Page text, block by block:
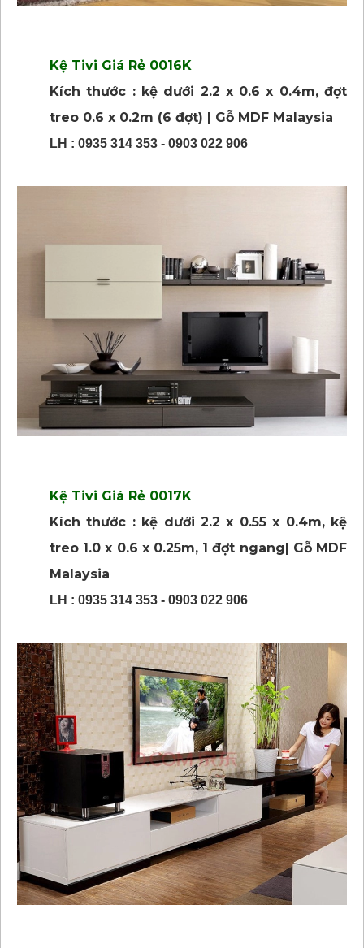
Kệ Tivi Giá Rẻ 0016K
Kích thước : kệ dưới 2.2 x 0.6 x 0.4m, đợt
treo 0.6 x 0.2m (6 đợt) | Gỗ MDF Malaysia
LH : 0935 314 353 - 0903 022 906
Kệ Tivi Giá Rẻ 0017K
Kích thước : kệ dưới 2.2 x 0.55 x 0.4m, kệ
treo 1.0 x 0.6 x 0.25m, 1 đợt ngang| Gỗ MDF
Malaysia
LH : 0935 314 353 - 0903 022 906